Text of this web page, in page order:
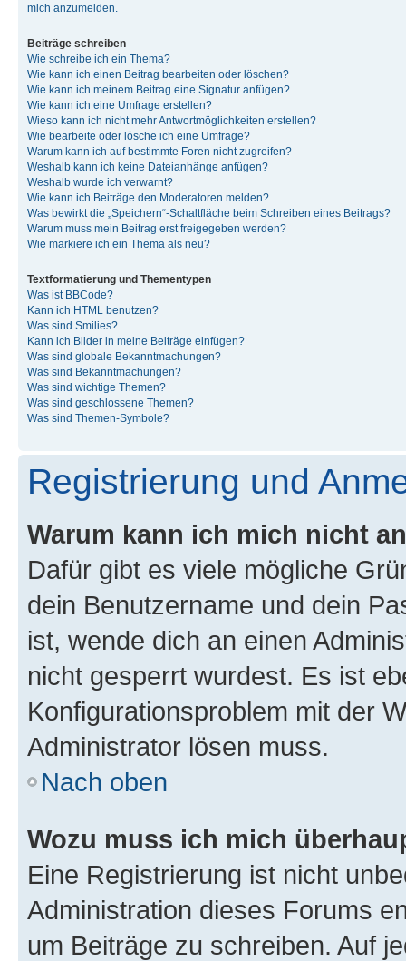
mich anzumelden.
Beiträge schreiben
Wie schreibe ich ein Thema?
Wie kann ich einen Beitrag bearbeiten oder löschen?
Wie kann ich meinem Beitrag eine Signatur anfügen?
Wie kann ich eine Umfrage erstellen?
Wieso kann ich nicht mehr Antwortmöglichkeiten erstellen?
Wie bearbeite oder lösche ich eine Umfrage?
Warum kann ich auf bestimmte Foren nicht zugreifen?
Weshalb kann ich keine Dateianhänge anfügen?
Weshalb wurde ich verwarnt?
Wie kann ich Beiträge den Moderatoren melden?
Was bewirkt die „Speichern“-Schaltfläche beim Schreiben eines Beitrags?
Warum muss mein Beitrag erst freigegeben werden?
Wie markiere ich ein Thema als neu?
Textformatierung und Thementypen
Was ist BBCode?
Kann ich HTML benutzen?
Was sind Smilies?
Kann ich Bilder in meine Beiträge einfügen?
Was sind globale Bekanntmachungen?
Was sind Bekanntmachungen?
Was sind wichtige Themen?
Was sind geschlossene Themen?
Was sind Themen-Symbole?
Registrierung und
Warum kann ich mich nicht
Dafür gibt es viele mögliche
dein Benutzername und dein
ist, wende dich an einen
nicht gesperrt wurdest. Es ist
Konfigurationsproblem mit der
Administrator lösen muss.
Nach oben
Wozu muss ich mich
Eine Registrierung ist nicht
Administration dieses Forums
um Beiträge zu schreiben. Auf